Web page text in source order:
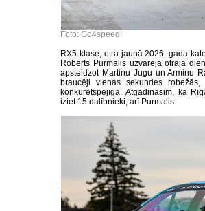
Foto: Go4speed
RX5 klase, otra jaunā 2026. gada
Roberts Purmalis uzvarēja otrajā
apsteidzot Martinu Jugu un Arminu
braucēji vienas sekundes
konkurētspējīga. Atgādināsim, ka
iziet 15 dalībnieki, arī Purmalis.